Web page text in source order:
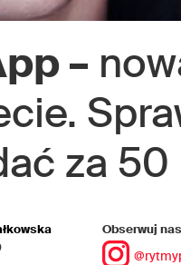
–
za 50
Obserwuj